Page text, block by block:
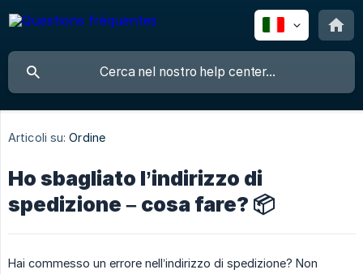
Articoli su: Ordine
Ho sbagliato l’indirizzo di
spedizione – cosa fare? 📦
Hai commesso un errore nell’indirizzo di spedizione? Non